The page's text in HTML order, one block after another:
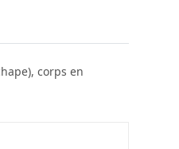
corps en